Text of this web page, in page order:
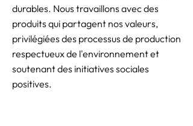
durables. Nous travaillons avec des
produits qui partagent nos valeurs,
privilégiées des processus de production
respectueux de l'environnement et
soutenant des initiatives sociales
positives.